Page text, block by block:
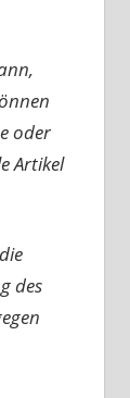
oder
Artikel
des